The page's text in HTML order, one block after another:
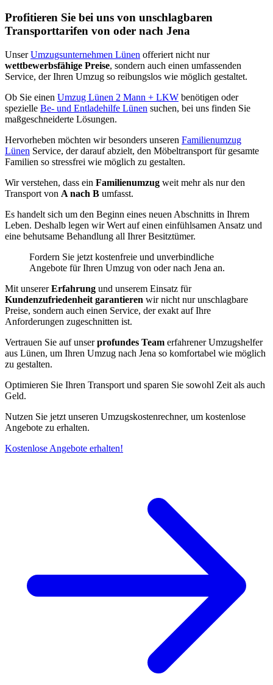
Profitieren Sie bei uns von unschlagbaren
Transporttarifen von oder nach Jena
UnserUmzugsunternehmen Lünen offeriert nicht nur
wettbewerbsfähige Preise, sondern auch einen umfassenden
Service, der Ihren Umzug so reibungslos wie möglich gestaltet.
Ob Sie einen Umzug Lünen 2 Mann + LKW benötigen oder
spezielle Be- und Entladehilfe Lünen suchen, bei uns finden Sie
maßgeschneiderte Lösungen.
Hervorheben möchten wir besonders unseren Familienumzug
Lünen Service, der darauf abzielt, den Möbeltransport für gesamte
Familien so stressfrei wie möglich zu gestalten.
Wir verstehen, dass ein Familienumzug weit mehr als nur den
Transport von A nach B umfasst.
Es handelt sich um den Beginn eines neuen Abschnitts in Ihrem
Leben. Deshalb legen wir Wert auf einen einfühlsamen Ansatz und
eine behutsame Behandlung all Ihrer Besitztümer.
Fordern Sie jetzt kostenfreie und unverbindliche
Angebote für Ihren Umzug von oder nach Jena an.
Mit unsererErfahrung und unserem Einsatz für
Kundenzufriedenheit garantieren wir nicht nur unschlagbare
Preise, sondern auch einen Service, der exakt auf Ihre
Anforderungen zugeschnitten ist.
Vertrauen Sie auf unserprofundes Team erfahrener Umzugshelfer
aus Lünen, um Ihren Umzug nach Jena so komfortabel wie möglich
zu gestalten.
Optimieren Sie Ihren Transport und sparen Sie sowohl Zeit als auch
Geld.
Nutzen Sie jetzt unseren Umzugskostenrechner, um kostenlose
Angebote zu erhalten.
Kostenlose Angebote erhalten!